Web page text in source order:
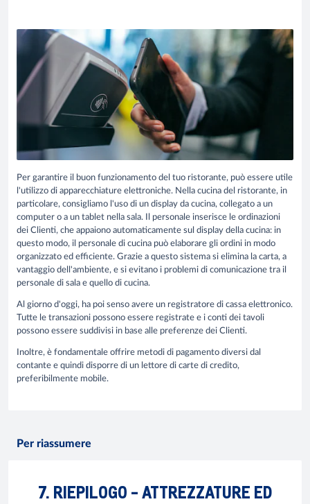
Per garantire il buon funzionamento del tuo ristorante, può essere utile
l'utilizzo di apparecchiature elettroniche. Nella cucina del ristorante, in
particolare, consigliamo l'uso di un display da cucina, collegato a un
computer o a un tablet nella sala. Il personale inserisce le ordinazioni
dei Clienti, che appaiono automaticamente sul display della cucina: in
questo modo, il personale di cucina può elaborare gli ordini in modo
organizzato ed efficiente. Grazie a questo sistema si elimina la carta, a
vantaggio dell'ambiente, e si evitano i problemi di comunicazione tra il
personale di sala e quello di cucina.
Al giorno d'oggi, ha poi senso avere un registratore di cassa elettronico.
Tutte le transazioni possono essere registrate e i conti dei tavoli
possono essere suddivisi in base alle preferenze dei Clienti.
Inoltre, è fondamentale offrire metodi di pagamento diversi dal
contante e quindi disporre di un lettore di carte di credito,
preferibilmente mobile.
Per riassumere
7. RIEPILOGO - ATTREZZATURE ED